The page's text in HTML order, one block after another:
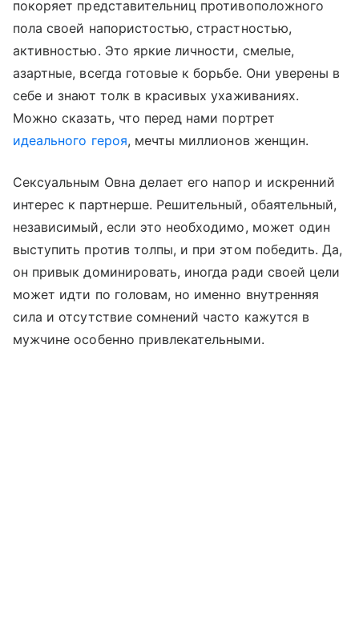
покоряет представительниц противоположного
пола своей напористостью, страстностью,
активностью. Это яркие личности, смелые,
азартные, всегда готовые к борьбе. Они уверены в
себе и знают толк в красивых ухаживаниях.
Можно сказать, что перед нами портрет
идеального героя, мечты миллионов женщин.
Сексуальным Овна делает его напор и искренний
интерес к партнерше. Решительный, обаятельный,
независимый, если это необходимо, может один
выступить против толпы, и при этом победить. Да,
он привык доминировать, иногда ради своей цели
может идти по головам, но именно внутренняя
сила и отсутствие сомнений часто кажутся в
мужчине особенно привлекательными.